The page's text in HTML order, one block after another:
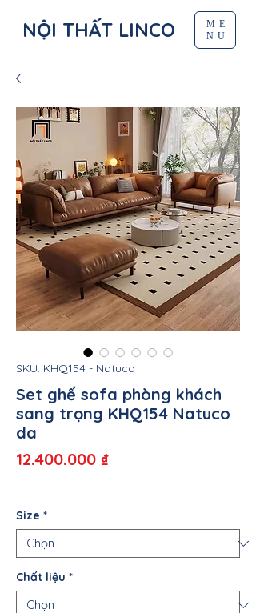
NỘI THẤT LINCO
ME
NU
SKU: KHQ154 - Natuco
Set ghế sofa phòng khách
sang trọng KHQ154 Natuco
da
12.400.000 ₫Giá
Size *
Chất liệu *